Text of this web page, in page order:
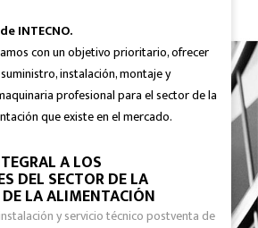
INTECNO.
con un objetivo prioritario, ofrecer
instalación, montaje y
profesional para el sector de la
que existe en el mercado.
A LOS
DEL SECTOR DE LA
LA ALIMENTACIÓN
y servicio técnico postventa de